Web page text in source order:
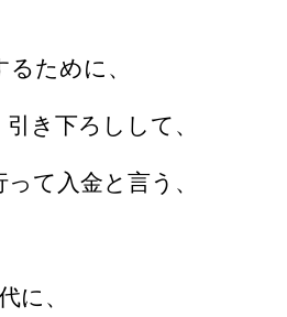
ために、
き下ろしして、
て入金と言う、
に、